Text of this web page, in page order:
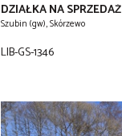
DZIAŁKA NA SPRZEDAŻ
Szubin (gw), Skórzewo
LIB-GS-1346